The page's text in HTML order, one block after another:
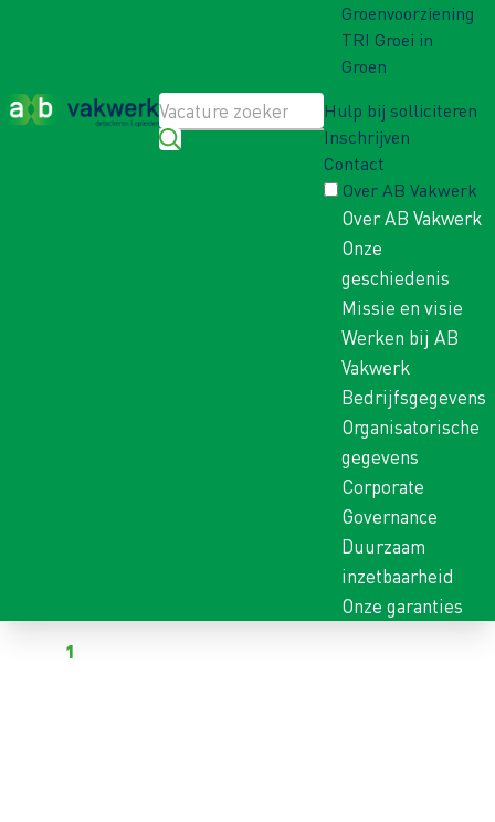
Groenvoorziening
TRI Groei in
Groen
Hulp bij solliciteren
Inschrijven
Contact
Over AB Vakwerk
Over AB Vakwerk
Onze
geschiedenis
Missie en visie
Werken bij AB
Vakwerk
Bedrijfsgegevens
Organisatorische
gegevens
Corporate
Governance
Duurzaam
inzetbaarheid
Onze garanties
1